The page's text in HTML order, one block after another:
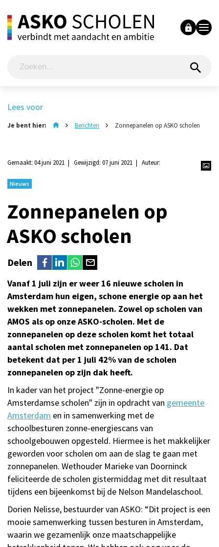
Lees voor
Je bent hier: Berichten Zonnepanelen op ASKO scholen
Gemaakt: 04 juni 2021 Gewijzigd: 07 juni 2021 Auteur:
Nieuws
Zonnepanelen op
ASKO scholen
Delen
Vanaf 1 juli zijn er weer 16 nieuwe scholen in
Amsterdam hun eigen, schone energie op aan het
wekken met zonnepanelen. Zowel op scholen van
AMOS als op onze ASKO-scholen. Met de
zonnepanelen op deze scholen komt het totaal
aantal scholen met zonnepanelen op 141. Dat
betekent dat per 1 juli 42% van de scholen
zonnepanelen op zijn dak heeft.
In kader van het project "Zonne-energie op
Amsterdamse scholen" zijn in opdracht van gemeente
Amsterdam en in samenwerking met de
schoolbesturen zonne-energiescans van
schoolgebouwen opgesteld. Hiermee is het makkelijker
geworden voor scholen om aan de slag te gaan met
zonnepanelen. Wethouder Marieke van Doorninck
feliciteerde de scholen gistermiddag met dit resultaat
tijdens een bijeenkomst bij de Nelson Mandelaschool.
Dorien Nelisse, bestuurder van ASKO: “Dit project is een
mooie samenwerking tussen besturen in Amsterdam,
waarin we gezamenlijk onze maatschappelijke